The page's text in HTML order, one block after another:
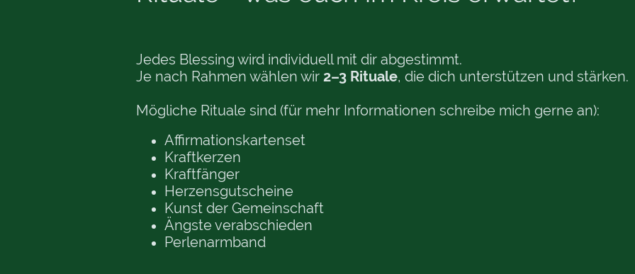
Jedes Blessing wird individuell mit dir abgestimmt.
Je nach Rahmen wählen wir 2–3 Rituale, die dich unterstützen und stärken.
Mögliche Rituale sind (für mehr Informationen schreibe mich gerne an):
Affirmationskartenset
Kraftkerzen
Kraftfänger
Herzensgutscheine
Kunst der Gemeinschaft
Ängste verabschieden
Perlenarmband